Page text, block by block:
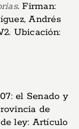
. Firman:
Andrés
Ubicación:
el Senado y
de
ley: Artículo